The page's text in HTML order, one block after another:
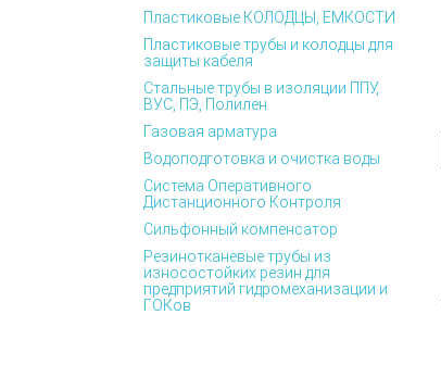
Пластиковые КОЛОДЦЫ, ЕМКОСТИ
Пластиковые трубы и колодцы для
защиты кабеля
Стальные трубы в изоляции ППУ,
ВУС, ПЭ, Полилен
Газовая арматура
Водоподготовка и очистка воды
Система Оперативного
Дистанционного Контроля
Сильфонный компенсатор
Резинотканевые трубы из
износостойких резин для
предприятий гидромеханизации и
ГОКов